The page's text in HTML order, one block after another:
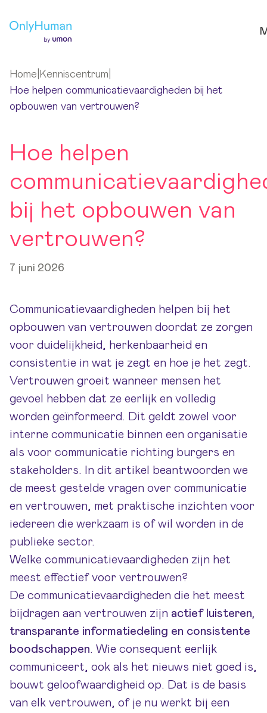
Home Kenniscentrum
Hoe helpen communicatievaardigheden bij het
opbouwen van vertrouwen?
Hoe helpen
bij het opbouwen van
vertrouwen?
7 juni 2026
Communicatievaardigheden helpen bij het
opbouwen van vertrouwen doordat ze zorgen
voor duidelijkheid, herkenbaarheid en
consistentie in wat je zegt en hoe je het zegt.
Vertrouwen groeit wanneer mensen het
gevoel hebben dat ze eerlijk en volledig
worden geïnformeerd. Dit geldt zowel voor
interne communicatie binnen een organisatie
als voor communicatie richting burgers en
stakeholders. In dit artikel beantwoorden we
de meest gestelde vragen over communicatie
en vertrouwen, met praktische inzichten voor
iedereen die werkzaam is of wil worden in de
publieke sector.
Welke communicatievaardigheden zijn het
meest effectief voor vertrouwen?
De communicatievaardigheden die het meest
bijdragen aan vertrouwen zijn actief luisteren,
transparante informatiedeling en consistente
boodschappen. Wie consequent eerlijk
communiceert, ook als het nieuws niet goed is,
bouwt geloofwaardigheid op. Dat is de basis
van elk vertrouwen, of je nu werkt bij een